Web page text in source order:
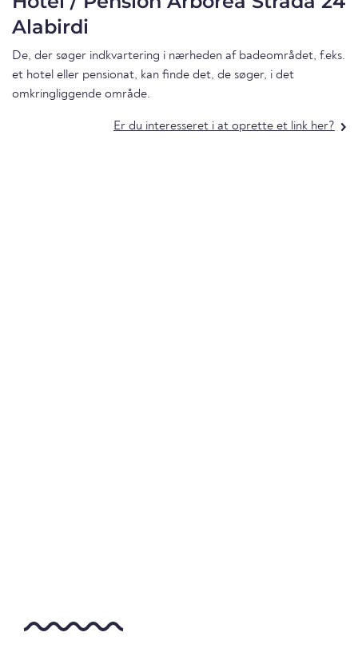
Alabirdi
De, der søger indkvartering i nærheden af badeområdet, f.eks.
et hotel eller pensionat, kan finde det, de søger, i det
omkringliggende område.
Er du interesseret i at oprette et link her?